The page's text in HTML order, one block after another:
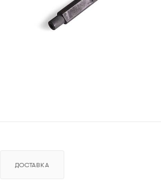
ДОСТАВКА